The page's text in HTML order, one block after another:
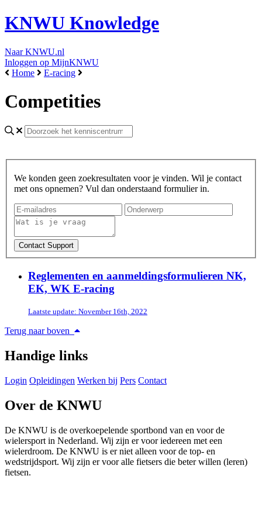
KNWU Knowledge
Naar KNWU.nl
Inloggen op MijnKNWU
Home
E-racing
Competities
We konden geen zoekresultaten voor je vinden. Wil je contact
met ons opnemen? Vul dan onderstaand formulier in.
Reglementen en aanmeldingsformulieren NK,
EK, WK E-racing
Laatste update: November 16th, 2022
Terug naar boven
Handige links
Login Opleidingen Werken bij Pers Contact
Over de KNWU
De KNWU is de overkoepelende sportbond van en voor de
wielersport in Nederland. Wij zijn er voor iedereen met een
wielerdroom. De KNWU is er niet alleen voor de top- en
wedstrijdsport. Wij zijn er voor alle fietsers die beter willen (leren)
fietsen.